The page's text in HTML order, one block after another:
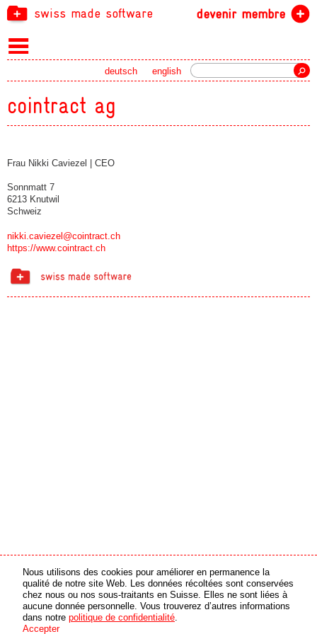
swiss made software devenir membre
english
deutsch
cointract ag
Frau Nikki Caviezel | CEO
Sonnmatt 7
6213 Knutwil
Schweiz
nikki.caviezel@cointract.ch
https://www.cointract.ch
partenaire média
© 2026 swiss made software GmbH, Suisse - tous droits réservés
partenaire en ligne
Nous utilisons des cookies pour améliorer en permanence la
qualité de notre site Web. Les données récoltées sont conservées
chez nous ou nos sous-traitants en Suisse. Elles ne sont liées à
aucune donnée personnelle. Vous trouverez d’autres informations
dans notre politique de confidentialité.
Accepter